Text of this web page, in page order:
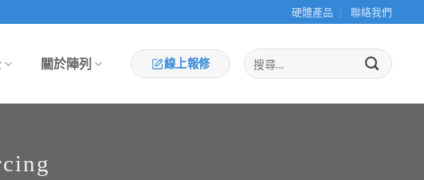
硬體產品 聯絡我們
關於陣列 線上報修